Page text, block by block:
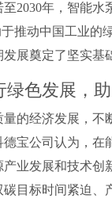
2030年，智能水
推动中国工业的
展奠定了坚实基
绿色发展，
量的经济发展，不
宝公司认为，在
业发展和技术创
碳目标时间紧迫、